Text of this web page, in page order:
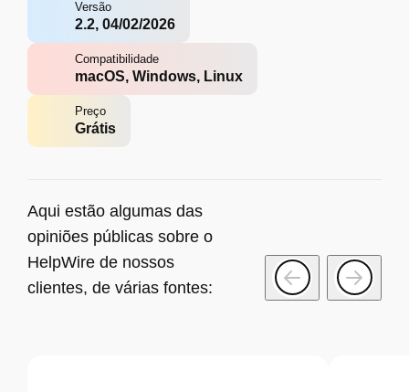
Versão
2.2, 04/02/2026
Compatibilidade
macOS, Windows, Linux
Preço
Grátis
Aqui estão algumas das
opiniões públicas sobre o
HelpWire de nossos
clientes, de várias fontes: